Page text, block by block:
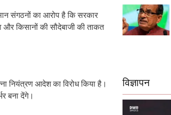
संगठनों का आरोप है कि सरकार
और किसानों की सौदेबाजी की ताकत
नियंत्रण आदेश का विरोध किया है।
बना देंगे।
विज्ञापन